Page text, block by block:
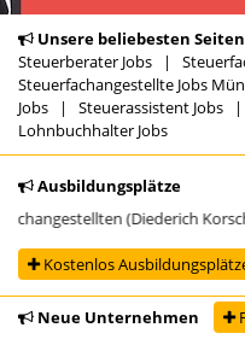
Unsere beliebesten
Steuerberater Jobs |
Steuerfachangestellte Jobs
Jobs | Steuerassistent Jobs |
Lohnbuchhalter Jobs
Ausbildungsplätze
(Diederich
Kostenlos
Neue Unternehmen